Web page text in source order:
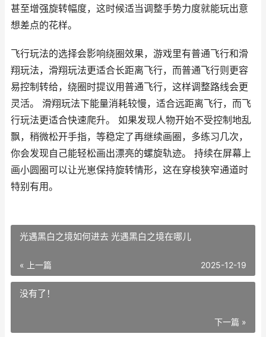
甚至增强旋转幅度，这时候适当调整手势力度就能玩出意
想差点的花样。
飞行玩法的选择会影响绕圈效果，游戏里有普通飞行和滑
翔玩法，滑翔玩法更适合长距离飞行，而普通飞行则更容
易控制转给，绕圈时提议用普通飞行，这样调整路线会更
灵活。 滑翔玩法下能量消耗较慢，适合远距离飞行，而飞
行玩法更适合快速爬升。 如果发现人物开始不受控制地乱
飘，稍微松开手指，等稳定了再继续画圈，多练习几次，
你会发现自己能轻松画出漂亮的螺旋轨迹。 持续在屏幕上
画小圆圈可以让光崽保持旋转情形，这在穿梭狭窄通道时
特别有用。
光遇黑白之境如何进去 光遇黑白之境在哪儿
« 上一篇 2025-12-19
没有了！
下一篇 »